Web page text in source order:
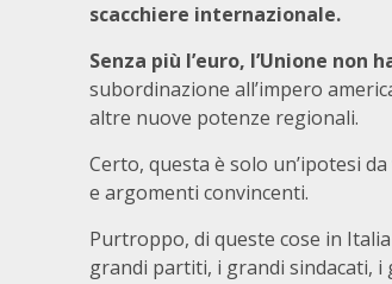
scacchiere internazionale.
Senza più l’euro, l’Unione
subordinazione all’impero
altre nuove potenze regionali.
Certo, questa è solo un’ipotesi
e argomenti convincenti.
Purtroppo, di queste cose in
grandi partiti, i grandi sindacati, i